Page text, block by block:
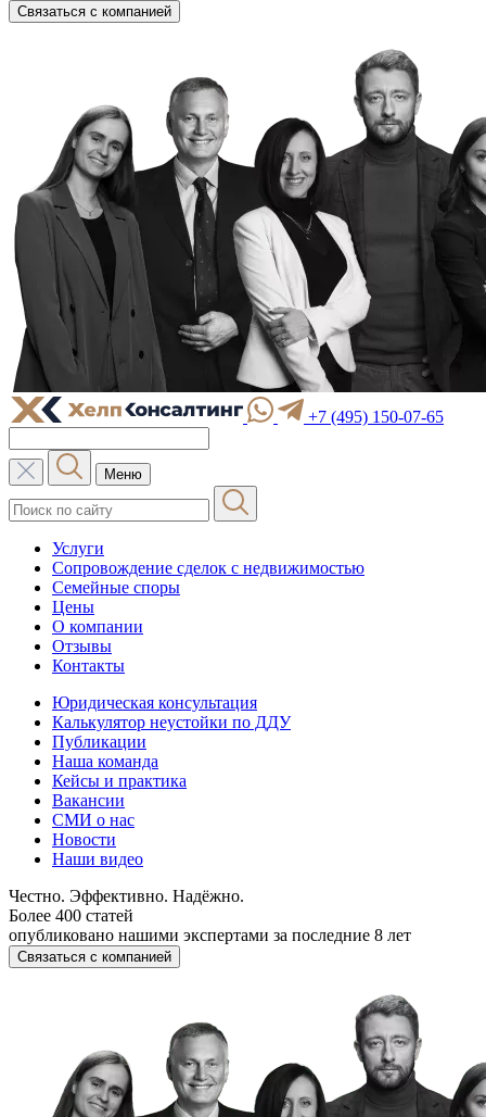
Связаться с компанией
+7 (495) 150-07-65
Меню
Услуги
Сопровождение сделок с недвижимостью
Семейные споры
Цены
О компании
Отзывы
Контакты
Юридическая консультация
Калькулятор неустойки по ДДУ
Публикации
Наша команда
Кейсы и практика
Вакансии
СМИ о нас
Новости
Наши видео
Честно. Эффективно. Надёжно.
Более 400 статей
опубликовано нашими экспертами за последние 8 лет
Связаться с компанией